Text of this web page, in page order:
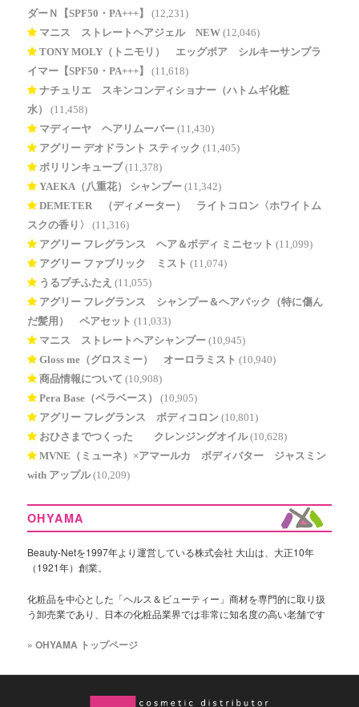
ダーＮ【SPF50・PA+++】
(12,231)
マニス ストレートヘアジェル NEW (12,046)
TONY MOLY（トニモリ） エッグポア シルキーサンプラ
イマー【SPF50・PA+++】
(11,618)
ナチュリエ スキンコンディショナー（ハトムギ化粧
水）
(11,458)
マディーヤ ヘアリムーバー (11,430)
アグリー デオドラント スティック (11,405)
ポリリンキューブ (11,378)
YAEKA（八重花） シャンプー (11,342)
DEMETER®（ディメーター） ライトコロン〈ホワイトム
スクの香り〉
(11,316)
アグリー フレグランス ヘア＆ボディ ミニセット (11,099)
アグリー ファブリック ミスト (11,074)
うるプチふたえ (11,055)
アグリー フレグランス シャンプー＆ヘアパック（特に傷ん
だ髪用） ペアセット (11,033)
マニス ストレートヘアシャンプー (10,945)
Gloss me（グロスミー） オーロラミスト (10,940)
商品情報について (10,908)
Pera Base（ペラベース）
(10,905)
アグリー フレグランス ボディコロン (10,801)
おひさまでつくった® クレンジングオイル (10,628)
MVNE（ミューネ）×アマールカ ボディバター ジャスミン
with アップル (10,209)
OHYAMA
Beauty-Netを1997年より運営している株式会社 大山は、大正10年
（1921年）創業。
化粧品を中心とした「ヘルス＆ビューティー」商材を専門的に取り扱
う卸売業であり、日本の化粧品業界では非常に知名度の高い老舗です
» OHYAMA トップページ